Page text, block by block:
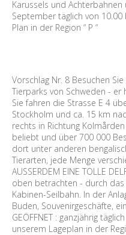
Karussels und Achterbahnen
September täglich von
Plan in der Region “ P “
Vorschlag Nr. 8 Besuchen
Tierparks von Schweden - er
Sie fahren die Strasse E 4
Stockholm und ca. 15 km
rechts in Richtung
beliebt und über 700 000
dort unter anderen
Tierarten, jede Menge
AUSSERDEM EINE TOLLE
oben betrachten - durch
Kabinen-Seilbahn. In der
Buden, Souvenirgeschäfte,
GEÖFFNET : ganzjährig
unserem Lageplan in der